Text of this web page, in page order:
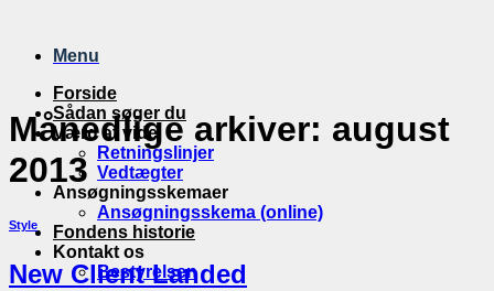
indholdMenu
Forside
Sådan søger du
Værd at vide
Retningslinjer
Vedtægter
Ansøgningsskemaer
Ansøgningsskema (online)
Fondens historie
Kontakt os
Bestyrelsen
Månedlige arkiver: august
2013
Style
New Client Landed